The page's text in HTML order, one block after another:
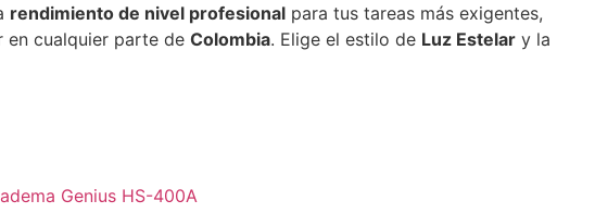
rendimiento de nivel profesional para tus tareas más exigentes,
en cualquier parte de Colombia. Elige el estilo de Luz Estelar y la